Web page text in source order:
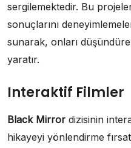
sergilemektedir. Bu
sonuçlarını
sunarak, onları
yaratır.
Interaktif Filmler
Black Mirror dizisinin
hikayeyi yönlendirme